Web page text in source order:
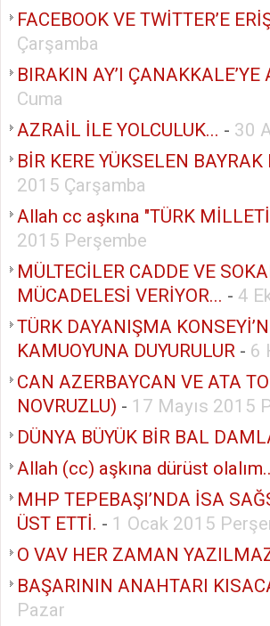
FACEBOOK VE TWİTTER’E
Çarşamba
BIRAKIN AY’I
Cuma
AZRAİL İLE YOLCULUK... - 30
BİR KERE YÜKSELEN
2015 Çarşamba
Allah cc aşkına "TÜRK
2015 Perşembe
MÜLTECİLER CADDE VE
MÜCADELESİ VERİYOR... - 4
TÜRK DAYANIŞMA
KAMUOYUNA DUYURULUR - 6
CAN AZERBAYCAN VE ATA
NOVRUZLU) - 17 Mayıs 2015
DÜNYA BÜYÜK BİR BAL
Allah (cc) aşkına dürüst
MHP TEPEBAŞI’NDA İSA
ÜST ETTİ. - 1 Ocak 2015
O VAV HER ZAMAN
BAŞARININ ANAHTARI
Pazar